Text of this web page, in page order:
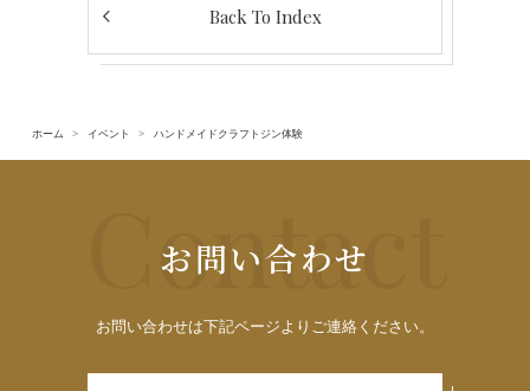
Back To Index
ホーム イベント ハンドメイドクラフトジン体験
Contact
お問い合わせ
お問い合わせは下記ページよりご連絡ください。